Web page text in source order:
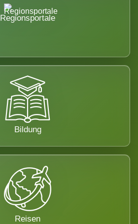
Regionsportale
Bildung
Reisen